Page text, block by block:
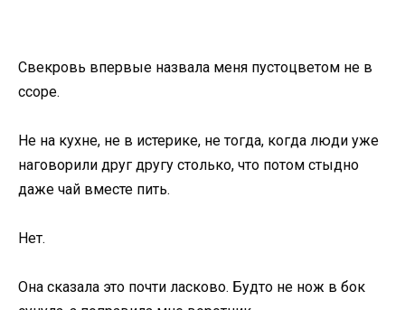
Свекровь впервые назвала меня пустоцветом не в
ссоре.
Не на кухне, не в истерике, не тогда, когда люди уже
наговорили друг другу столько, что потом стыдно
даже чай вместе пить.
Нет.
Она сказала это почти ласково. Будто не нож в бок